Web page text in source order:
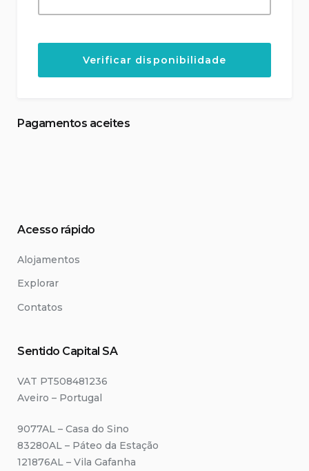
Pagamentos aceites
Acesso rápido
Alojamentos
Explorar
Contatos
Sentido Capital SA
VAT PT508481236
Aveiro – Portugal
9077AL – Casa do Sino
83280AL – Páteo da Estação
121876AL – Vila Gafanha